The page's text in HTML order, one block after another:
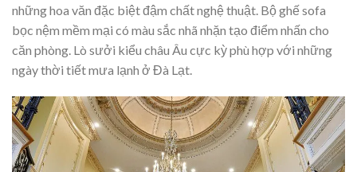
những hoa văn đặc biệt đậm chất nghệ thuật. Bộ ghế sofa
bọc nệm mềm mại có màu sắc nhã nhặn tạo điểm nhấn cho
căn phòng. Lò sưởi kiểu châu Âu cực kỳ phù hợp với những
ngày thời tiết mưa lạnh ở Đà Lạt.